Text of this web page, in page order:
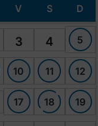
V S D
3 4 5
10 11 12
17 18 19